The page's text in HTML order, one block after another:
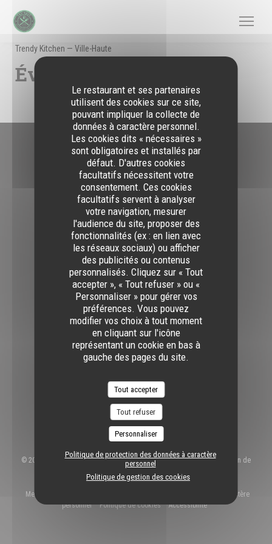
Le restaurant et ses partenaires
utilisent des cookies sur ce site,
pouvant impliquer la collecte de
données à caractère personnel.
Les cookies dits « nécessaires »
sont obligatoires et installés par
défaut. D'autres cookies
facultatifs nécessitent votre
consentement. Ces cookies
facultatifs servent à analyser
votre navigation, mesurer
l'audience du site, proposer des
fonctionnalités (ex : en lien avec
les réseaux sociaux) ou afficher
des publicités ou contenus
personnalisés. Cliquez sur « Tout
accepter », « Tout refuser » ou «
Personnaliser » pour gérer vos
préférences. Vous pouvez
modifier vos choix à tout moment
en cliquant sur l'icône
représentant un cookie en bas à
gauche des pages du site.
Tout accepter
Tout refuser
Personnaliser
Politique de protection des données à caractère
personnel
Politique de gestion des cookies
Trendy Kitchen — Ville-Haute
Évènements
Nous contacter
The SpoT Luxembourg - Sports House - Trendy Kitchen
25 Rue Notre Dame 2240 Ville-Haute
26 95 92 44
Nous suivre
Facebook ((ouvre une nouvelle fenêtre))
Instagram ((ouvre une nouvelle
NEWSLETTER
Réservation
RÉSERVER
© 2026 The SpoT Luxembourg - Sports House - Trendy Kitchen — Création de
Mentions légales
Politique de protection des données à caractère
personnel((ouvre une nouvelle fenêtre))
Politique de cookies((ouvre une nouvelle fenêtre))
Accessibilite((ouvre une nouvelle